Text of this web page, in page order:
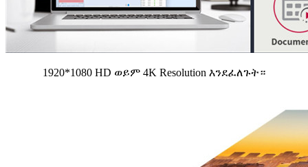
1920*1080 HD ወይም 4K Resolution እንደፈለጉት።